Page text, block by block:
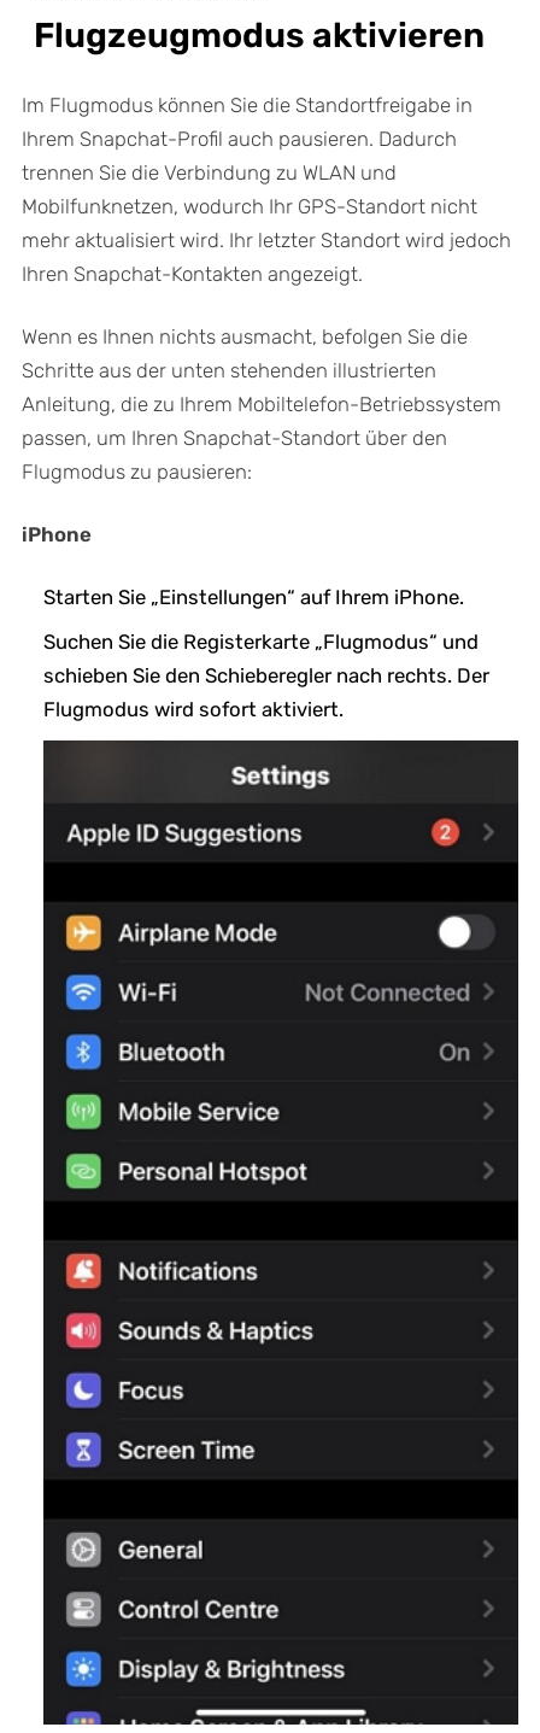
Flugzeugmodus aktivieren
Im Flugmodus können Sie die Standortfreigabe in
Ihrem Snapchat-Profil auch pausieren. Dadurch
trennen Sie die Verbindung zu WLAN und
Mobilfunknetzen, wodurch Ihr GPS-Standort nicht
mehr aktualisiert wird. Ihr letzter Standort wird jedoch
Ihren Snapchat-Kontakten angezeigt.
Wenn es Ihnen nichts ausmacht, befolgen Sie die
Schritte aus der unten stehenden illustrierten
Anleitung, die zu Ihrem Mobiltelefon-Betriebssystem
passen, um Ihren Snapchat-Standort über den
Flugmodus zu pausieren:
iPhone
Starten Sie „Einstellungen“ auf Ihrem iPhone.
Suchen Sie die Registerkarte „Flugmodus“ und
schieben Sie den Schieberegler nach rechts. Der
Flugmodus wird sofort aktiviert.